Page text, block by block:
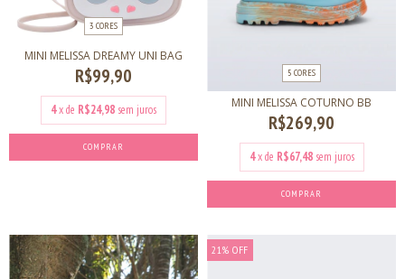
3 CORES
MINI MELISSA DREAMY UNI BAG
R$99,90
4x de R$24,98 sem juros
COMPRAR
5 CORES
MINI MELISSA COTURNO BB
R$269,90
4 x de R$67,48 sem juros
COMPRAR
21 % OFF